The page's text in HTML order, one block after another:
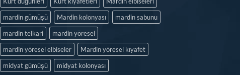
mardin gümüşü
Mardin kolonyası
mardin sabunu
mardin telkari
mardin yöresel
mardin yöresel elbiseler
Mardin yöresel kıyafet
midyat gümüşü
midyat kolonyası